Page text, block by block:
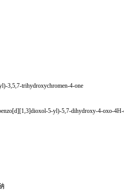
3,5,7-trihydroxychromen-4-one
5-yl)-5,7-dihydroxy-4-oxo-